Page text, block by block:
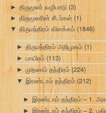
► திருமூலர் வழிபாடு (3)
► திருமூலரின் சீடர்கள் (1)
▼ திருமந்திரம் விளக்கம் (1846)
► திருமந்திரம் அறிமுகம் (1)
► பாயிரம் (113)
► முதலாம் தந்திரம் (224)
▼ இரண்டாம் தந்திரம் (212)
► இரண்டாம் தந்திரம் – 1.
► இரண்டாம் தந்திரம் – 2.